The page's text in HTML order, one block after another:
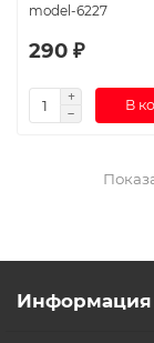
model-6227
290 ₽
В
Информация